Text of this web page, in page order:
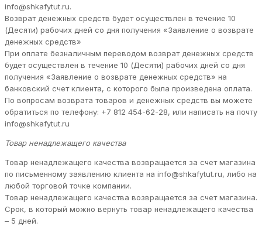
info@shkafytut.ru.
Возврат денежных средств будет осуществлен в течение 10
(Десяти) рабочих дней со дня получения «Заявление о возврате
денежных средств»
При оплате безналичным переводом возврат денежных средств
будет осуществлен в течение 10 (Десяти) рабочих дней со дня
получения «Заявление о возврате денежных средств» на
банковский счет клиента, с которого была произведена оплата.
По вопросам возврата товаров и денежных средств вы можете
обратиться по телефону: +7 812 454-62-28, или написать на почту
info@shkafytut.ru
Товар ненадлежащего качества
Товар ненадлежащего качества возвращается за счет магазина
по письменному заявлению клиента на info@shkafytut.ru, либо на
любой торговой точке компании.
Товар ненадлежащего качества возвращается за счет магазина.
Срок, в который можно вернуть товар ненадлежащего качества
– 5 дней.